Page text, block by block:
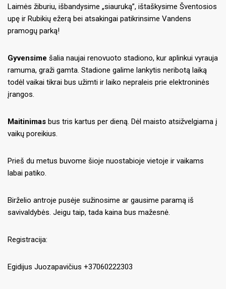
Laimės žiburiu, išbandysime „siauruką”, ištaškysime Šventosios
upę ir Rubikių ežerą bei atsakingai patikrinsime Vandens
pramogų parką!
Gyvensime šalia naujai renovuoto stadiono, kur aplinkui vyrauja
ramuma, graži gamta. Stadione galime lankytis neribotą laiką
todėl vaikai tikrai bus užimti ir laiko nepraleis prie elektroninės
įrangos.
Maitinimas bus tris kartus per dieną. Dėl maisto atsižvelgiama į
vaikų poreikius.
Prieš du metus buvome šioje nuostabioje vietoje ir vaikams
labai patiko.
Birželio antroje pusėje sužinosime ar gausime paramą iš
savivaldybės. Jeigu taip, tada kaina bus mažesnė.
Registracija:
Egidijus Juozapavičius +37060222303